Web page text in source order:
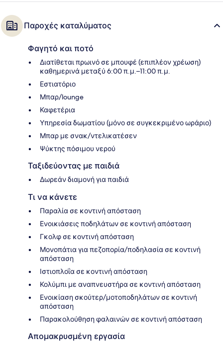
Παροχές καταλύματος
Φαγητό και ποτό
Διατίθεται πρωινό σε μπουφέ (επιπλέον χρέωση)
καθημερινά μεταξύ 6:00 π.μ.–11:00 π.μ.
Εστιατόριο
Μπαρ/lounge
Καφετέρια
Υπηρεσία δωματίου (μόνο σε συγκεκριμένο ωράριο)
Μπαρ με σνακ/ντελικατέσεν
Ψύκτης πόσιμου νερού
Ταξιδεύοντας με παιδιά
Δωρεάν διαμονή για παιδιά
Τι να κάνετε
Παραλία σε κοντινή απόσταση
Ενοικιάσεις ποδηλάτων σε κοντινή απόσταση
Γκολφ σε κοντινή απόσταση
Μονοπάτια για πεζοπορία/ποδηλασία σε κοντινή
απόσταση
Ιστιοπλοΐα σε κοντινή απόσταση
Κολύμπι με αναπνευστήρα σε κοντινή απόσταση
Ενοικίαση σκούτερ/μοτοποδηλάτων σε κοντινή
απόσταση
Παρακολούθηση φαλαινών σε κοντινή απόσταση
Απομακρυσμένη εργασία